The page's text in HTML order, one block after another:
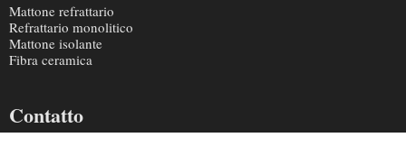
Mattone refrattario
Refrattario monolitico
Mattone isolante
Fibra ceramica
Contatto